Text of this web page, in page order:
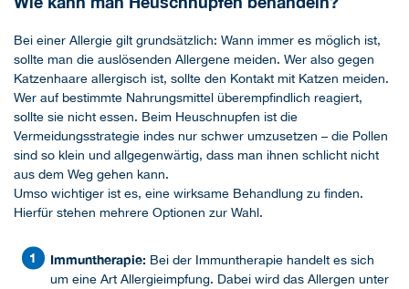
Bei einer Allergie gilt grundsätzlich: Wann immer es möglich ist,
sollte man die auslösenden Allergene meiden. Wer also gegen
Katzenhaare allergisch ist, sollte den Kontakt mit Katzen meiden.
Wer auf bestimmte Nahrungsmittel überempfindlich reagiert,
sollte sie nicht essen. Beim Heuschnupfen ist die
Vermeidungsstrategie indes nur schwer umzusetzen – die Pollen
sind so klein und allgegenwärtig, dass man ihnen schlicht nicht
aus dem Weg gehen kann.
Umso wichtiger ist es, eine wirksame Behandlung zu finden.
Hierfür stehen mehrere Optionen zur Wahl.
Immuntherapie: Bei der Immuntherapie handelt es sich
um eine Art Allergieimpfung. Dabei wird das Allergen unter